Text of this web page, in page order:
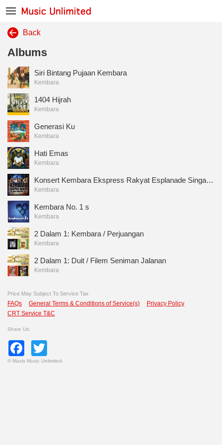
Back
Albums
Siri Bintang Pujaan Kembara
Kembara
1404 Hijrah
Kembara
Generasi Ku
Kembara
Hati Emas
Kembara
Konsert Kembara Ekspress Rakyat Esplanade Singapura 300313
Kembara
Kembara No. 1 s
Kembara
2 Dalam 1: Kembara / Perjuangan
Kembara
2 Dalam 1: Duit / Filem Seniman Jalanan
Kembara
Price May Subject To Service Tax
FAQs General Terms & Conditions of Service(s)
Privacy Policy
CRT Service T&C
Share Us:
Facebook
© Maxis Music Unlimited.